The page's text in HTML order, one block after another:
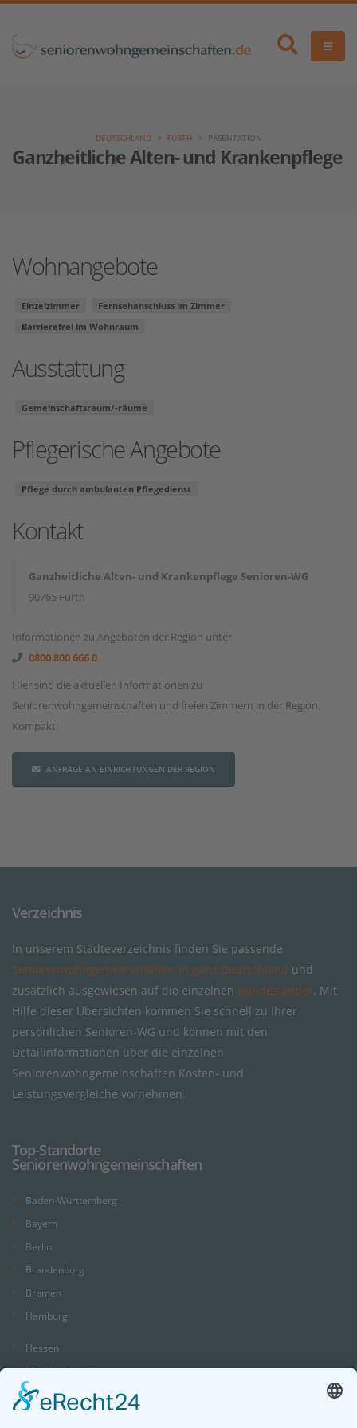
Ganzheitliche Alten- und Krankenpflege
DEUTSCHLAND FÜRTH PÄSENTATION
Wohnangebote
Einzelzimmer
Fernsehanschluss im Zimmer
Barrierefrei im Wohnraum
Ausstattung
Gemeinschaftsraum/-räume
Pflegerische Angebote
Pflege durch ambulanten Pflegedienst
Kontakt
Ganzheitliche Alten- und Krankenpflege Senioren-WG
90765 Fürth
Informationen zu Angeboten der Region unter
0800 800 666 0
Hier sind die aktuellen Informationen zu
Seniorenwohngemeinschaften und freien Zimmern in der Region.
Kompakt!
ANFRAGE AN EINRICHTUNGEN DER REGION
Verzeichnis
In unserem Städteverzeichnis finden Sie passende
Seniorenwohngemeinschaften in ganz Deutschland und
zusätzlich ausgewiesen auf die einzelnen Bundesländer. Mit
Hilfe dieser Übersichten kommen Sie schnell zu Ihrer
persönlichen Senioren-WG und können mit den
Detailinformationen über die einzelnen
Seniorenwohngemeinschaften Kosten- und
Leistungsvergleiche vornehmen.
Top-Standorte
Seniorenwohngemeinschaften
Baden-Württemberg
Bayern
Berlin
Brandenburg
Bremen
Hamburg
Hessen
Mecklenburg-Vorpommern
Niedersachsen